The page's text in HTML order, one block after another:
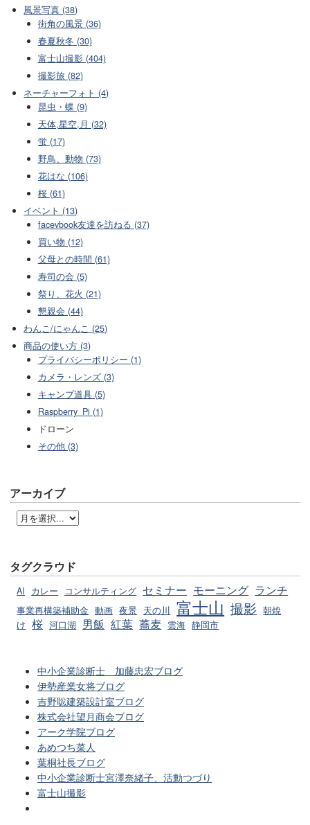
風景写真 (38)
街角の風景 (36)
春夏秋冬 (30)
富士山撮影 (404)
撮影旅 (82)
ネーチャーフォト (4)
昆虫・蝶 (9)
天体,星空,月 (32)
蛍 (17)
野鳥、動物 (73)
花はな (106)
桜 (61)
イベント (13)
facevbook友達を訪ねる (37)
買い物 (12)
父母との時間 (61)
寿司の会 (5)
祭り、花火 (21)
懇親会 (44)
わんこ/にゃんこ (25)
商品の使い方 (3)
プライバシーポリシー (1)
カメラ・レンズ (3)
キャンプ道具 (5)
Raspberry_Pi (1)
ドローン
その他 (3)
アーカイブ
タグクラウド
AI カレー コンサルティング セミナー モーニング ランチ
事業再構築補助金 動画 夜景 天の川 富士山 撮影 朝焼
け 桜 河口湖 男飯 紅葉 蕎麦 雲海 静岡市
中小企業診断士 加藤忠宏ブログ
伊勢産業女将ブログ
吉野聡建築設計室ブログ
株式会社望月商会ブログ
アーク学院ブログ
あめつち菜人
葉桐社長ブログ
中小企業診断士宮澤奈緒子、活動つづり
富士山撮影